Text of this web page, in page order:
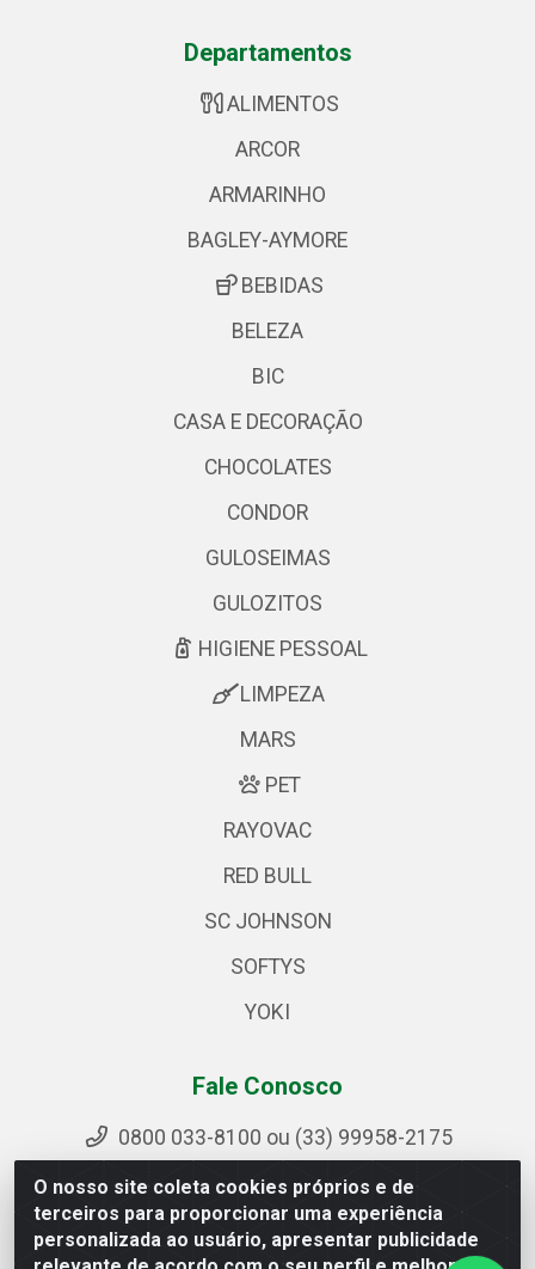
O nosso site coleta cookies próprios e de
terceiros para proporcionar uma experiência
personalizada ao usuário, apresentar publicidade
Departamentos
ALIMENTOS
ARCOR
ARMARINHO
BAGLEY-AYMORE
BEBIDAS
BELEZA
BIC
CASA E DECORAÇÃO
CHOCOLATES
CONDOR
GULOSEIMAS
GULOZITOS
HIGIENE PESSOAL
LIMPEZA
MARS
PET
RAYOVAC
RED BULL
SC JOHNSON
SOFTYS
YOKI
Fale Conosco
0800 033-8100 ou (33) 99958-2175
sac@ipirangamg.com.br
Acompanhe nossas publicações